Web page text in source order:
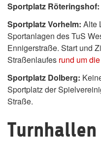
Sportplatz Röteringshof:
Sportplatz Vorhelm: Alte
Sportanlagen des TuS
Ennigerstraße. Start und
Straßenlaufes rund um
Sportplatz Dolberg:
Sportplatz der
Straße.
Turnhallen